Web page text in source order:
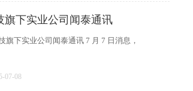
旗下实业公司闻泰通讯
旗下实业公司闻泰通讯 7 月 7 日消息，
07-08